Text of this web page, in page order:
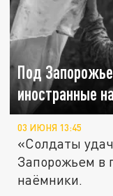
Под
иностранные
03 ИЮНЯ 13:45
«Солдаты
Запорожьем в
наёмники.